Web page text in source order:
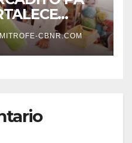
ECONOMÍA
500
CBNR.COM